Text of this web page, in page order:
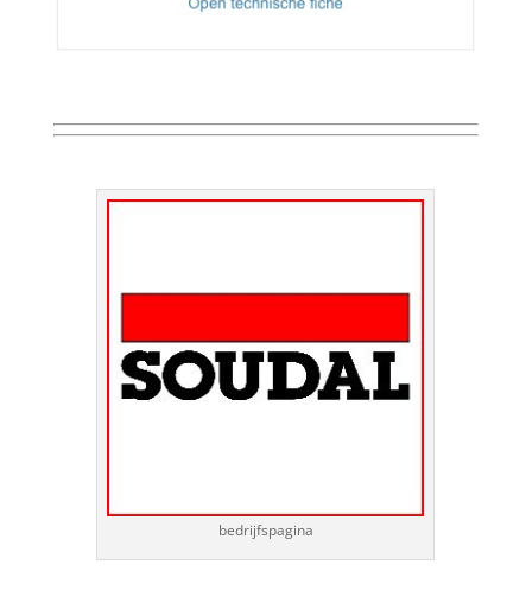
bedrijfspagina